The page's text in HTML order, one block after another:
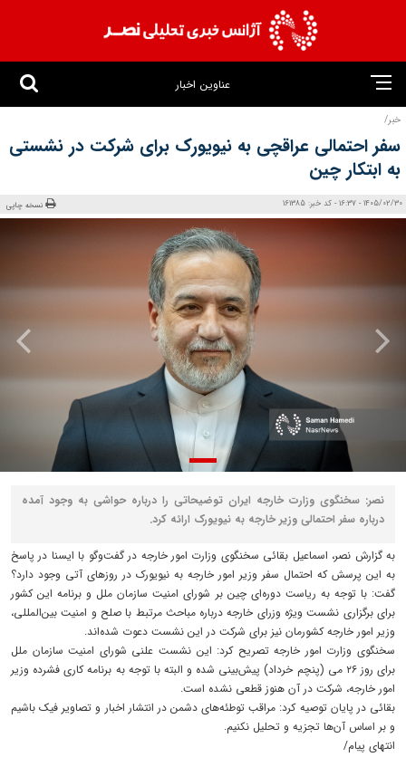
عناوین اخبار
خبر/
سفر احتمالی عراقچی به نیویورک برای شرکت در نشستی
به ابتکار چین
1405/02/30 - 16:37 - کد خبر: 161385 نسخه چاپی
نصر: سخنگوی وزارت خارجه ایران توضیحاتی را درباره حواشی به‌ وجود آمده
درباره سفر احتمالی وزیر خارجه به نیویورک ارائه کرد.
به گزارش نصر، اسماعیل بقائی سخنگوی وزارت امور خارجه در گفت‌وگو با ایسنا در پاسخ
به این پرسش که احتمال سفر وزیر امور خارجه به نیویورک در روزهای آتی وجود دارد؟
گفت: با توجه به ریاست دوره‌ای چین بر شورای امنیت سازمان ملل و برنامه این کشور
برای برگزاری نشست ویژه وزرای خارجه درباره مباحث مرتبط با صلح و امنیت بین‌المللی،
وزیر امور خارجه کشورمان نیز برای شرکت در این نشست دعوت شده‌اند.
سخنگوی وزارت امور خارجه تصریح کرد: این نشست علنی شورای امنیت سازمان ملل
برای روز ۲۶ می (پنچم خرداد) پیش‌بینی شده و البته با توجه به برنامه کاری فشرده وزیر
امور خارجه، شرکت در آن هنوز قطعی نشده است.
بقائی در پایان توصیه کرد: مراقب توطئه‌های دشمن در انتشار اخبار و تصاویر فیک باشیم
و بر اساس آن‌ها تجزیه و تحلیل نکنیم.
انتهای پیام/